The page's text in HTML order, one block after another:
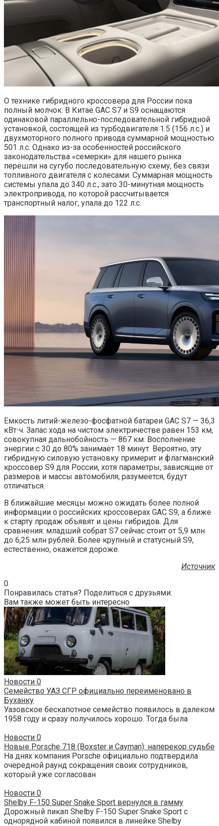
О технике гибридного кроссовера для России пока
полный молчок. В Китае GAC S7 и S9 оснащаются
одинаковой параллельно-последовательной гибридной
установкой, состоящей из турбодвигателя 1.5 (156 л.с.) и
двухмоторного полного привода суммарной мощностью
501 л.с. Однако из-за особенностей российского
законодательства «семерки» для нашего рынка
перешли на сугубо последовательную схему, без связи
топливного двигателя с колесами. Суммарная мощность
системы упала до 340 л.с., зато 30-минутная мощность
электропривода, по которой рассчитывается
транспортный налог, упала до 122 л.с.
Емкость литий-железо-фосфатной батареи GAC S7 — 36,3
кВт⋅ч. Запас хода на чистом электричестве равен 153 км,
совокупная дальнобойность — 867 км. Восполнение
энергии с 30 до 80% занимает 18 минут. Вероятно, эту
гибридную силовую установку примерит и флагманский
кроссовер S9 для России, хотя параметры, зависящие от
размеров и массы автомобиля, разумеется, будут
отличаться.
В ближайшие месяцы можно ожидать более полной
информации о российских кроссоверах GAC S9, а ближе
к старту продаж объявят и цены гибридов. Для
сравнения: младший собрат S7 сейчас стоит от 5,9 млн
до 6,25 млн рублей. Более крупный и статусный S9,
естественно, окажется дороже.
Источник
0
Понравилась статья? Поделиться с друзьями:
Вам также может быть интересно
Новости 0
Семейство УАЗ СГР официально переименовано в
Буханку
Уазовское бескапотное семейство появилось в далеком
1958 году и сразу получилось хорошо. Тогда была
Новости 0
Новые Porsche 718 (Boxster и Cayman): наперекор судьбе
На днях компания Porsche официально подтвердила
очередной раунд сокращения своих сотрудников,
который уже согласован
Новости 0
Shelby F-150 Super Snake Sport вернулся в гамму
Дорожный пикап Shelby F-150 Super Snake Sport с
однорядной кабиной появился в линейке Shelby